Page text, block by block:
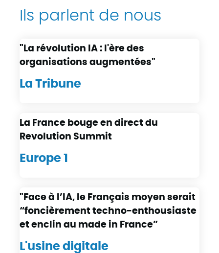
Ils parlent de nous
La Tribune
"La révolution IA : l'ère des
organisations augmentées"
Europe 1
La France bouge en direct du
Revolution Summit
L'usine digitale
"Face à l’IA, le Français moyen serait
“foncièrement techno-enthousiaste
et enclin au made in France”